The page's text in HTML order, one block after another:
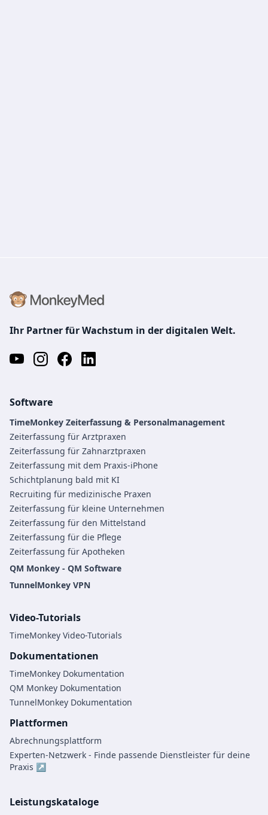
Ihr Partner für Wachstum in der digitalen Welt.
Software
TimeMonkey Zeiterfassung & Personalmanagement
Zeiterfassung für Arztpraxen
Zeiterfassung für Zahnarztpraxen
Zeiterfassung mit dem Praxis-iPhone
Schichtplanung bald mit KI
Recruiting für medizinische Praxen
Zeiterfassung für kleine Unternehmen
Zeiterfassung für den Mittelstand
Zeiterfassung für die Pflege
Zeiterfassung für Apotheken
QM Monkey - QM Software
TunnelMonkey VPN
Video-Tutorials
TimeMonkey Video-Tutorials
Dokumentationen
TimeMonkey Dokumentation
QM Monkey Dokumentation
TunnelMonkey Dokumentation
Plattformen
Abrechnungsplattform
Experten-Netzwerk - Finde passende Dienstleister für deine
Praxis ↗
Leistungskataloge